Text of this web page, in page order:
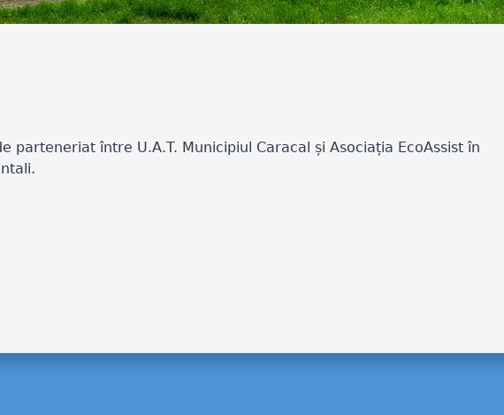
parteneriat între U.A.T. Municipiul Caracal și Asociația EcoAssist în